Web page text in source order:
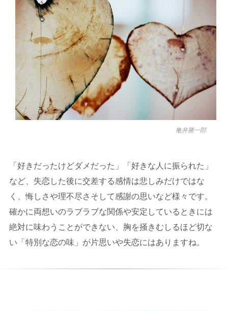
亀井勝一郎
「好きだったけどダメだった」「好きな人に振られた」
など、失恋した後に交差する感情は悲しみだけではな
く、悔しさや理不尽さそして感謝の思いなど様々です。
確かに両想いのラブラブな関係や安定しているときには
絶対に味わうことができない、胸を掻きむしるほど切な
い「特別な恋の味」が片思いや失恋にはありますね。